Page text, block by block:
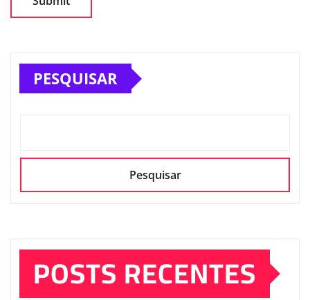
PESQUISAR
Pesquisar
POSTS RECENTES